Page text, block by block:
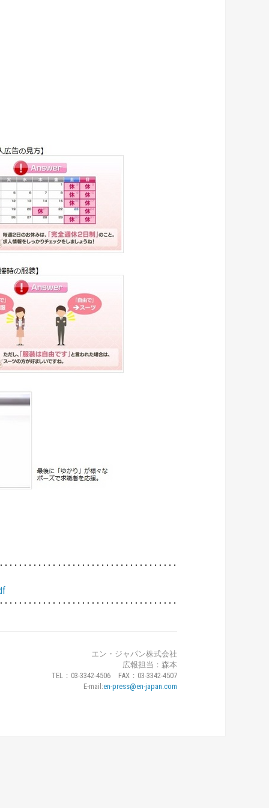
･･･････････････････････････････････
･･･････････････････････････････････
エン・ジャパン株式会社
広報担当：森本
TEL：03-3342-4506 FAX：03-3342-4507
E-mail:en-press@en-japan.com